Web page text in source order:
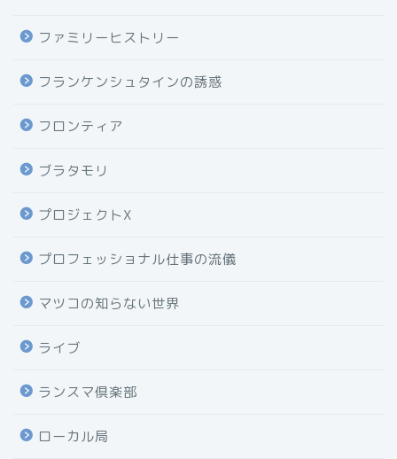
ファミリーヒストリー
フランケンシュタインの誘惑
フロンティア
ブラタモリ
プロジェクトX
プロフェッショナル仕事の流儀
マツコの知らない世界
ライブ
ランスマ倶楽部
ローカル局